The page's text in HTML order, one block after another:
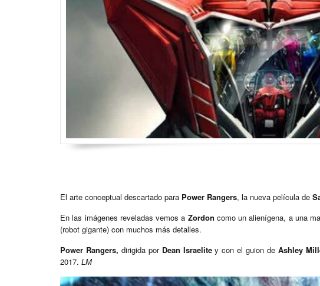
El arte conceptual descartado para Power Rangers, la nueva película de
En las imágenes reveladas vemos a Zordon como un alienígena, a una
(robot gigante) con muchos más detalles.
Power Rangers, dirigida por Dean Israelitey con el guion de Ashley
2017. LM